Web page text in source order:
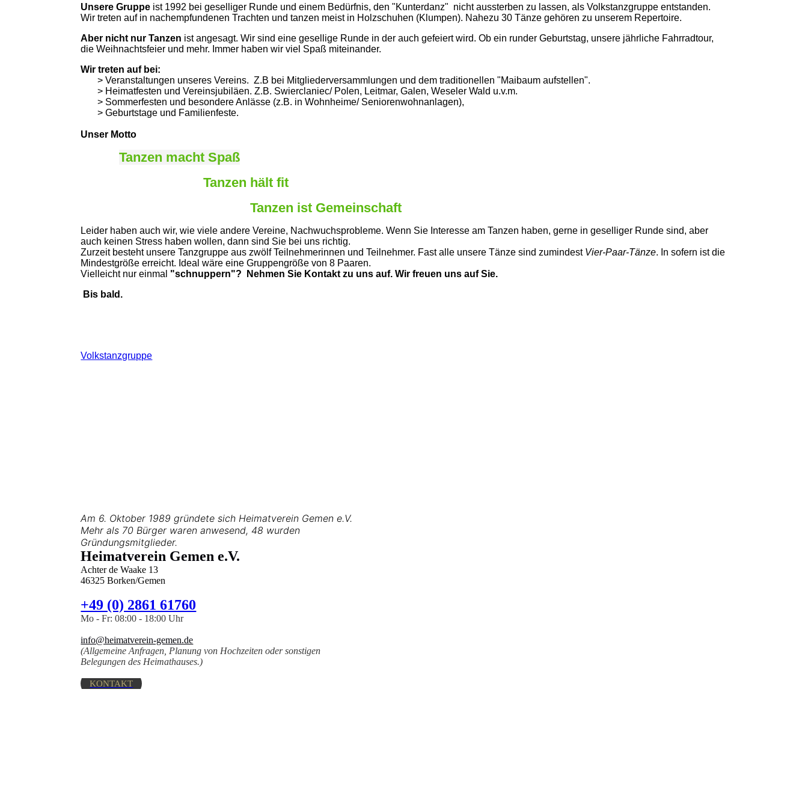
Unsere Gruppe ist 1992 bei geselliger Runde und einem Bedürfnis, den "Kunterdanz" nicht aussterben zu lassen, als Volkstanzgruppe entstanden.
Wir treten auf in nachempfundenen Trachten und tanzen meist in Holzschuhen (Klumpen). Nahezu 30 Tänze gehören zu unserem Repertoire.
Aber nicht nur Tanzen ist angesagt. Wir sind eine gesellige Runde in der auch gefeiert wird. Ob ein runder Geburtstag, unsere jährliche Fahrradtour,
die Weihnachtsfeier und mehr. Immer haben wir viel Spaß miteinander.
Wir treten auf bei:
> Veranstaltungen unseres Vereins. Z.B bei Mitgliederversammlungen und dem traditionellen "Maibaum aufstellen".
> Heimatfesten und Vereinsjubiläen. Z.B. Swierclaniec/ Polen, Leitmar, Galen, Weseler Wald u.v.m.
> Sommerfesten und besondere Anlässe (z.B. in Wohnheime/ Seniorenwohnanlagen),
> Geburtstage und Familienfeste.
Unser Motto
Tanzen macht Spaß
Tanzen hält fit
Tanzen ist Gemeinschaft
Leider haben auch wir, wie viele andere Vereine, Nachwuchsprobleme. Wenn Sie Interesse am Tanzen haben, gerne in geselliger Runde sind, aber
auch keinen Stress haben wollen, dann sind Sie bei uns richtig.
Zurzeit besteht unsere Tanzgruppe aus zwölf Teilnehmerinnen und Teilnehmer. Fast alle unsere Tänze sind zumindest Vier-Paar-Tänze. In sofern ist die
Mindestgröße erreicht. Ideal wäre eine Gruppengröße von 8 Paaren.
Vielleicht nur einmal "schnuppern"?
Nehmen Sie Kontakt zu uns auf. Wir freuen uns auf Sie.
Bis bald.
Volkstanzgruppe
Am 6. Oktober 1989 gründete sich Heimatverein Gemen e.V.
Mehr als 70 Bürger waren anwesend, 48 wurden
Gründungsmitglieder.
Heimatverein Gemen e.V.
Achter de Waake 13
46325 Borken/Gemen
+49 (0) 2861 61760
Mo - Fr: 08:00 - 18:00 Uhr
info@heimatverein-gemen.de
(Allgemeine Anfragen, Planung von Hochzeiten oder sonstigen
Belegungen des Heimathauses.)
KONTAKT